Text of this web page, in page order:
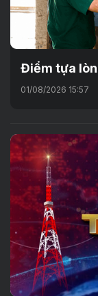
Điểm tựa
01/08/2026 15:57